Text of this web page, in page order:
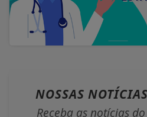
NOSSAS NOTÍCIAS
Receba as notícias